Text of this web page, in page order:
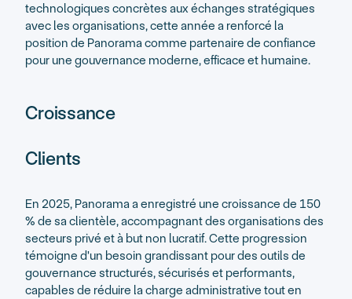
technologiques concrètes aux échanges stratégiques
avec les organisations, cette année a renforcé la
position de Panorama comme partenaire de confiance
pour une gouvernance moderne, efficace et humaine.
Croissance
Clients
En 2025, Panorama a enregistré une croissance de 150
% de sa clientèle, accompagnant des organisations des
secteurs privé et à but non lucratif. Cette progression
témoigne d'un besoin grandissant pour des outils de
gouvernance structurés, sécurisés et performants,
capables de réduire la charge administrative tout en